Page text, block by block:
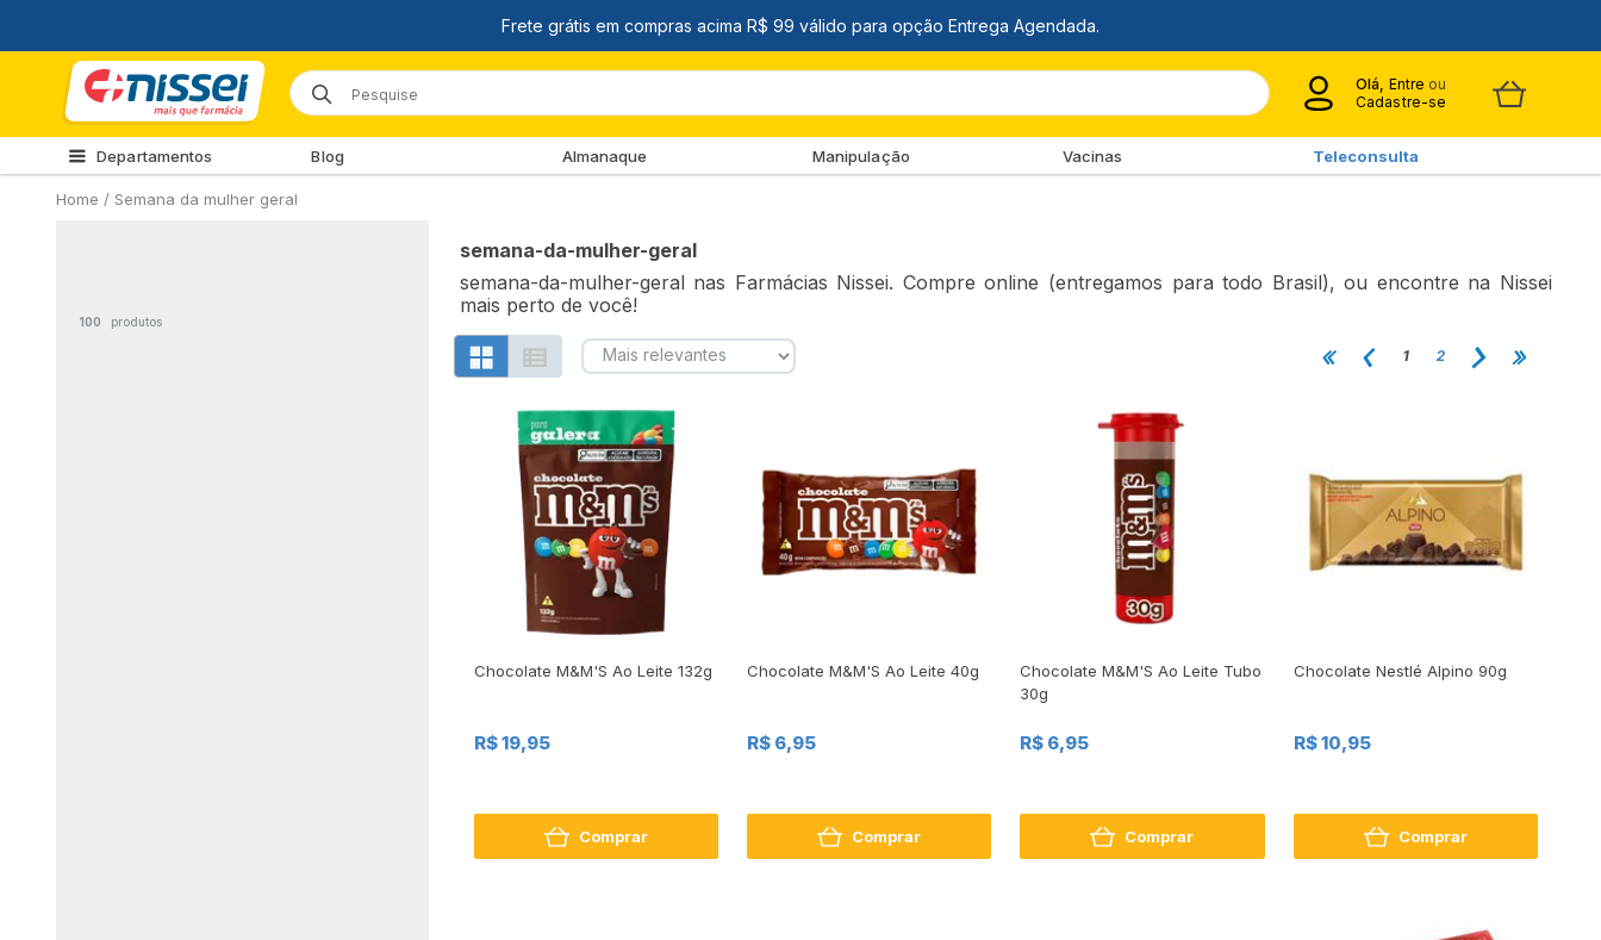
Olá, Entre ou
Cadastre-se
Departamentos Blog Almanaque Manipulação Vacinas Teleconsulta
Home / Semana da mulher geral
100 produtos
semana-da-mulher-geral
semana-da-mulher-geral nas Farmácias Nissei. Compre online (entregamos para todo Brasil), ou encontre na Nissei
mais perto de você!
1 2
Chocolate M&M'S Ao Leite 132g
R$ 19,95
Comprar
Chocolate M&M'S Ao Leite 40g
R$ 6,95
Comprar
Chocolate M&M'S Ao Leite Tubo
30g
R$ 6,95
Comprar
Chocolate Nestlé Alpino 90g
R$ 10,95
Comprar